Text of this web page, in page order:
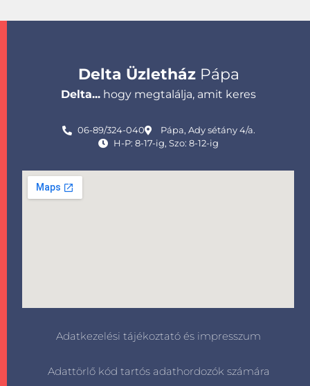
Delta ÜzletházPápa
Delta... hogy megtalálja, amit keres
06-89/324-040
Pápa, Ady sétány 4/a.
H-P: 8-17-ig, Szo: 8-12-ig
Adatkezelési tájékoztató és impresszum
Adattörlő kód tartós adathordozók számára